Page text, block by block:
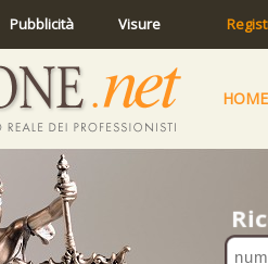
Pubblicità Visure
HOME